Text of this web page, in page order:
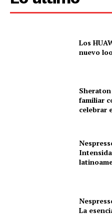
Los
nuevo
familiar
celebrar
La